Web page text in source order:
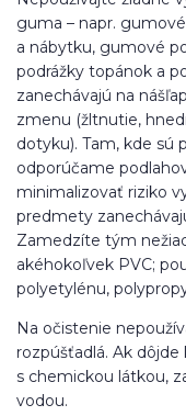
guma – napr.
a nábytku, gumové
podrážky topánok a
zanechávajú na
zmenu (žltnutie,
dotyku). Tam, kde sú
odporúčame
minimalizovať riziko
predmety
Zamedzíte tým
akéhokoľvek PVC;
polyetylénu,
Na očistenie
rozpúšťadlá. Ak
s chemickou látkou,
vodou.